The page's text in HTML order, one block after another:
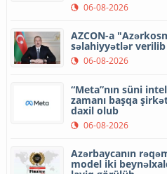
06-08-2026
AZCON-a
səlahiyyətlər verilib
06-08-2026
“Meta”nın süni
zamanı başqa
daxil olub
06-08-2026
Azərbaycanın
model iki